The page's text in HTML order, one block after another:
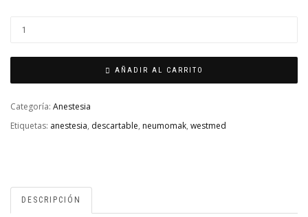
AÑADIR AL CARRITO
Categoría: Anestesia
Etiquetas: anestesia, descartable, neumomak, westmed
DESCRIPCIÓN